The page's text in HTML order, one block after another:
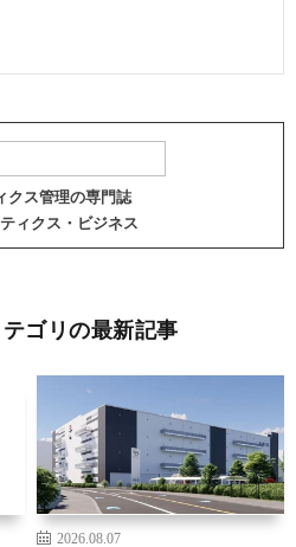
クス管理の専門誌
ィクス・ビジネス
テゴリの最新記事
2026.08.07